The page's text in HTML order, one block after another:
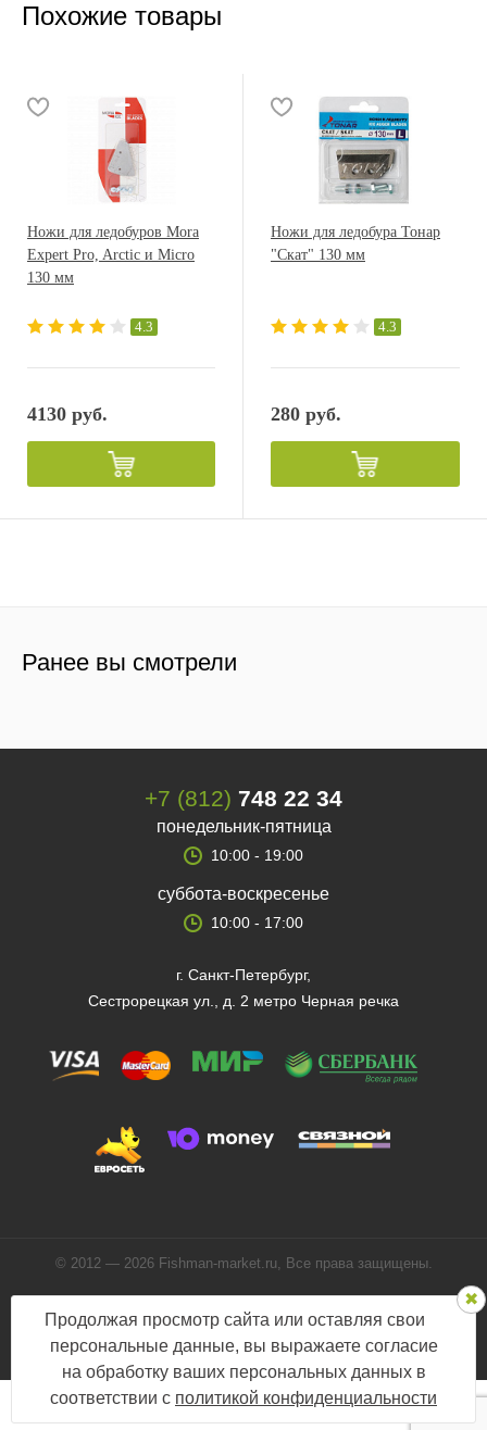
Похожие товары
Ножи для ледобуров Mora
Expert Pro, Arctic и Micro
130 мм
4.3
4130 руб.
Ножи для ледобура Тонар
"Скат" 130 мм
4.3
280 руб.
Ранее вы смотрели
+7 (812) 748 22 34
понедельник-пятница
10:00 - 19:00
суббота-воскресенье
10:00 - 17:00
г. Санкт-Петербург,
Сестрорецкая ул., д. 2 метро Черная речка
© 2012 — 2026 Fishman-market.ru, Все права защищены.
Мы в соцсетях:
Продолжая просмотр сайта или оставляя свои
персональные данные, вы выражаете согласие
на обработку ваших персональных данных в
соответствии с политикой конфиденциальности